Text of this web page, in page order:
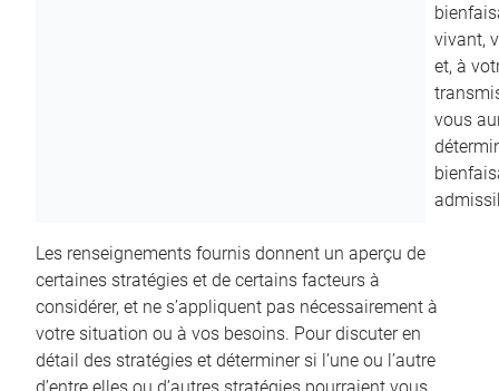
vivant,
et, à
vous
Les renseignements fournis donnent un aperçu de
certaines stratégies et de certains facteurs à
considérer, et ne s’appliquent pas nécessairement à
votre situation ou à vos besoins. Pour discuter en
détail des stratégies et déterminer si l’une ou l’autre
d’entre elles ou d’autres stratégies pourraient vous